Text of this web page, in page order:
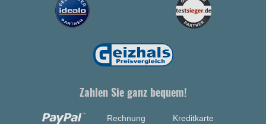
Zahlen Sie ganz bequem!
Rechnung Kreditkarte